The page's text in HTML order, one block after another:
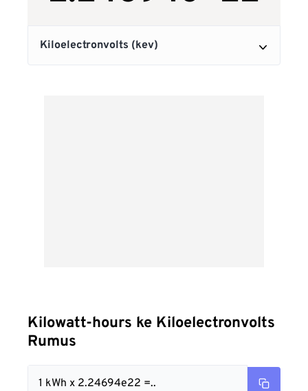
Kilowatt-hours ke Kiloelectronvolts
Rumus
1 kWh x 2.24694e22 =..